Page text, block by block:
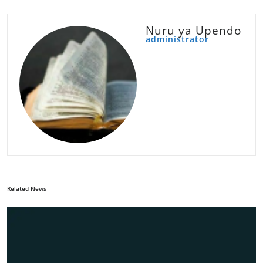
Nuru ya Upendo
administrator
Related News